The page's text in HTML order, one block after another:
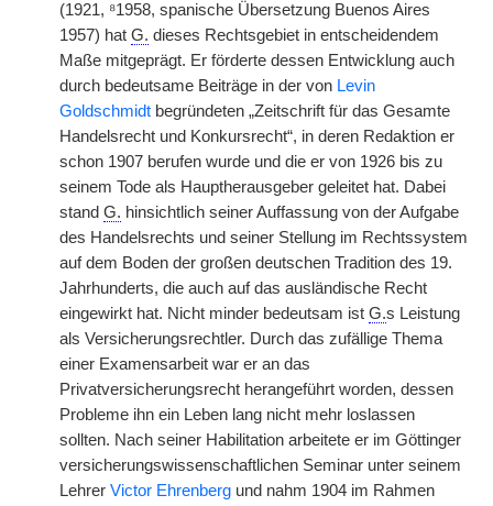
(1921, ⁸1958, spanische Übersetzung Buenos Aires
1957) hat G. dieses Rechtsgebiet in entscheidendem
Maße mitgeprägt. Er förderte dessen Entwicklung auch
durch bedeutsame Beiträge in der von Levin
Goldschmidt begründeten „Zeitschrift für das Gesamte
Handelsrecht und Konkursrecht“, in deren Redaktion er
schon 1907 berufen wurde und die er von 1926 bis zu
seinem Tode als Hauptherausgeber geleitet hat. Dabei
stand G. hinsichtlich seiner Auffassung von der Aufgabe
des Handelsrechts und seiner Stellung im Rechtssystem
auf dem Boden der großen deutschen Tradition des 19.
Jahrhunderts, die auch auf das ausländische Recht
eingewirkt hat. Nicht minder bedeutsam ist G.s Leistung
als Versicherungsrechtler. Durch das zufällige Thema
einer Examensarbeit war er an das
Privatversicherungsrecht herangeführt worden, dessen
Probleme ihn ein Leben lang nicht mehr loslassen
sollten. Nach seiner Habilitation arbeitete er im Göttinger
versicherungswissenschaftlichen Seminar unter seinem
Lehrer Victor Ehrenberg und nahm 1904 im Rahmen